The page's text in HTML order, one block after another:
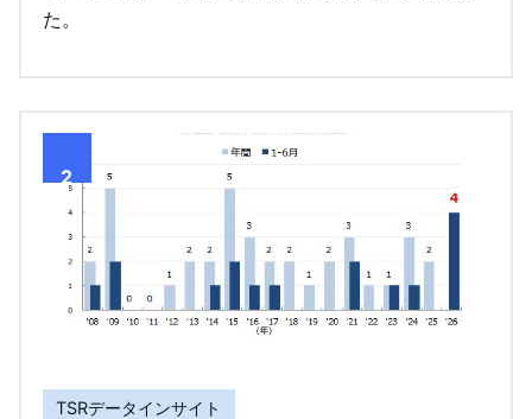
た。
2
TSRデータインサイト